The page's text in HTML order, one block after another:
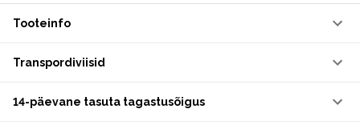
Tooteinfo
Transpordiviisid
14-päevane tasuta tagastusõigus